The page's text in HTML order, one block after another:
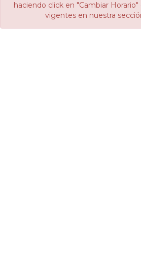
haciendo click en "Cambiar
vigentes en nuestra